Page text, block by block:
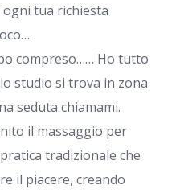
tua richiesta
compreso…… Ho tutto
studio si trova in zona
seduta chiamami.
il massaggio per
tradizionale che
il piacere, creando